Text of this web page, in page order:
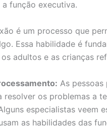
função executiva.
é um processo que
Essa habilidade é
adultos e as crianças
As
resolver os problemas a
especialistas veem
as habilidades das